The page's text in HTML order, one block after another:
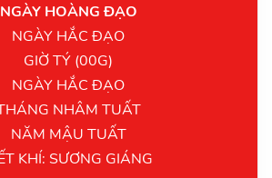
NGÀY HOÀNG ĐẠO
NGÀY HẮC ĐẠO
GIỜ TÝ (00G)
NGÀY HẮC ĐẠO
NHÂM TUẤT
NĂM MẬU TUẤT
KHÍ: SƯƠNG GIÁNG